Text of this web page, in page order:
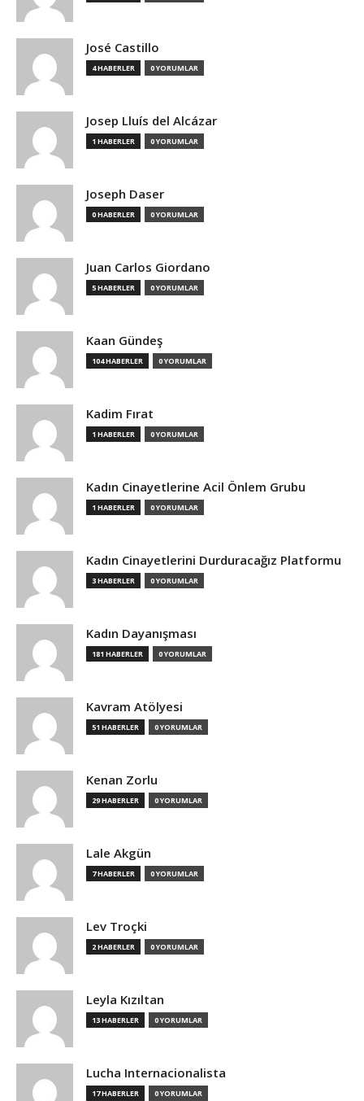
José Castillo
4 HABERLER 0 YORUMLAR
Josep Lluís del Alcázar
1 HABERLER 0 YORUMLAR
Joseph Daser
0 HABERLER 0 YORUMLAR
Juan Carlos Giordano
5 HABERLER 0 YORUMLAR
Kaan Gündeş
104 HABERLER 0 YORUMLAR
Kadim Fırat
1 HABERLER 0 YORUMLAR
Kadın Cinayetlerine Acil Önlem Grubu
1 HABERLER 0 YORUMLAR
Kadın Cinayetlerini Durduracağız Platformu
3 HABERLER 0 YORUMLAR
Kadın Dayanışması
181 HABERLER 0 YORUMLAR
Kavram Atölyesi
51 HABERLER 0 YORUMLAR
Kenan Zorlu
29 HABERLER 0 YORUMLAR
Lale Akgün
7 HABERLER 0 YORUMLAR
Lev Troçki
2 HABERLER 0 YORUMLAR
Leyla Kızıltan
13 HABERLER 0 YORUMLAR
Lucha Internacionalista
17 HABERLER 0 YORUMLAR